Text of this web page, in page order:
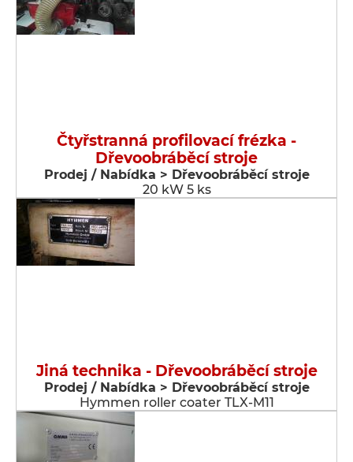
Čtyřstranná profilovací frézka -
Dřevoobráběcí stroje
Prodej / Nabídka > Dřevoobráběcí stroje
20 kW 5 ks
Jiná technika - Dřevoobráběcí stroje
Prodej / Nabídka > Dřevoobráběcí stroje
Hymmen roller coater TLX-M11